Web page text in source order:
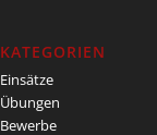
KATEGORIEN
Einsätze
Übungen
Bewerbe